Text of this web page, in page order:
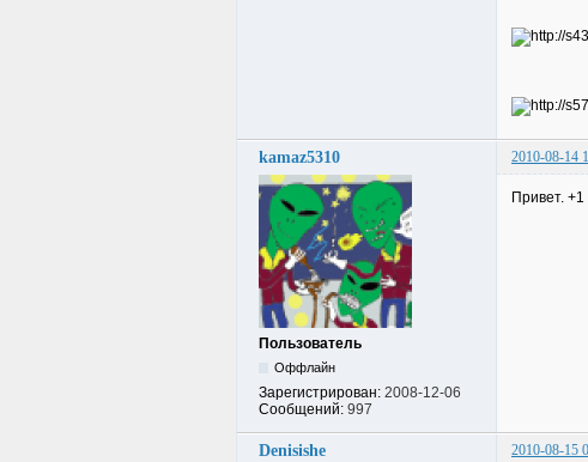
kamaz5310 2010-08-14
Пользователь
Оффлайн
Зарегистрирован: 2008-12-06
Сообщений: 997
Привет.
Denisishe 2010-08-15